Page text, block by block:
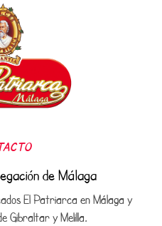
de Málaga
El Patriarca en Málaga y
Gibraltar y Melilla.